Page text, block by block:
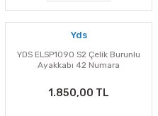
Yds
YDS ELSP1090 S2 Çelik Burunlu
Ayakkabı 42 Numara
1.850,00 TL